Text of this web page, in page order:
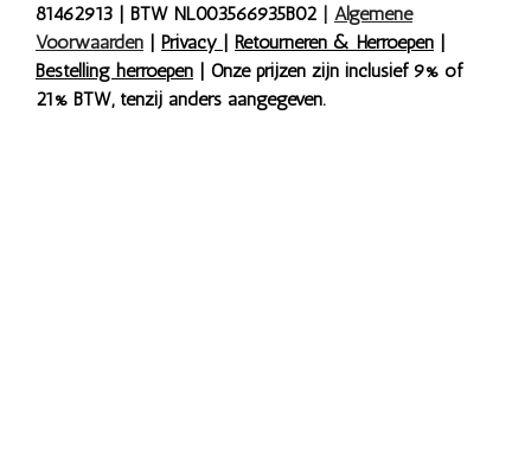
81462913 | BTW NL003566935B02 | Algemene
Voorwaarden | Privacy | Retourneren & Herroepen |
Bestelling herroepen | Onze prijzen zijn inclusief 9% of
21% BTW, tenzij anders aangegeven.